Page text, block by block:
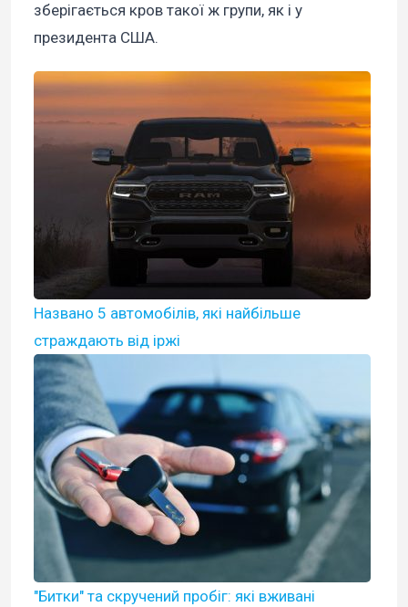
зберігається кров такої ж групи, як і у
президента США.
Названо 5 автомобілів, які найбільше
страждають від іржі
"Битки" та скручений пробіг: які вживані